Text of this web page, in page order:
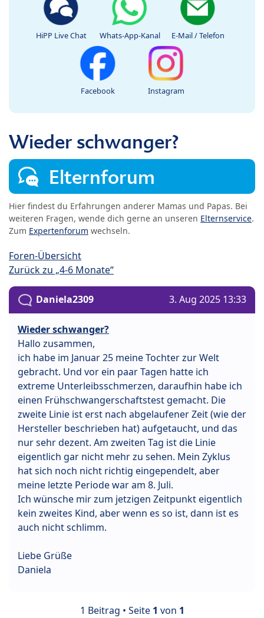
HiPP Live Chat Whats-App-Kanal E-Mail / Telefon
Facebook Instagram
Wieder schwanger?
Elternforum
Hier findest du Erfahrungen anderer Mamas und Papas. Bei
weiteren Fragen, wende dich gerne an unseren Elternservice.
Zum Expertenforum wechseln.
Foren-Übersicht
Zurück zu „4-6 Monate“
Daniela2309 3. Aug 2025 13:33
Wieder schwanger?
Hallo zusammen,
ich habe im Januar 25 meine Tochter zur Welt
gebracht. Und vor ein paar Tagen hatte ich
extreme Unterleibsschmerzen, daraufhin habe ich
einen Frühschwangerschaftstest gemacht. Die
zweite Linie ist erst nach abgelaufener Zeit (wie der
Hersteller beschrieben hat) aufgetaucht, und das
nur sehr dezent. Am zweiten Tag ist die Linie
eigentlich gar nicht mehr zu sehen. Mein Zyklus
hat sich noch nicht richtig eingependelt, aber
meine letzte Periode war am 8. Juli.
Ich wünsche mir zum jetzigen Zeitpunkt eigentlich
kein zweites Kind, aber wenn es so ist, dann ist es
auch nicht schlimm.
Liebe Grüße
Daniela
1 Beitrag • Seite 1 von 1